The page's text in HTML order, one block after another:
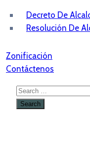
Decreto De
Resolución De
Zonificación
Contáctenos